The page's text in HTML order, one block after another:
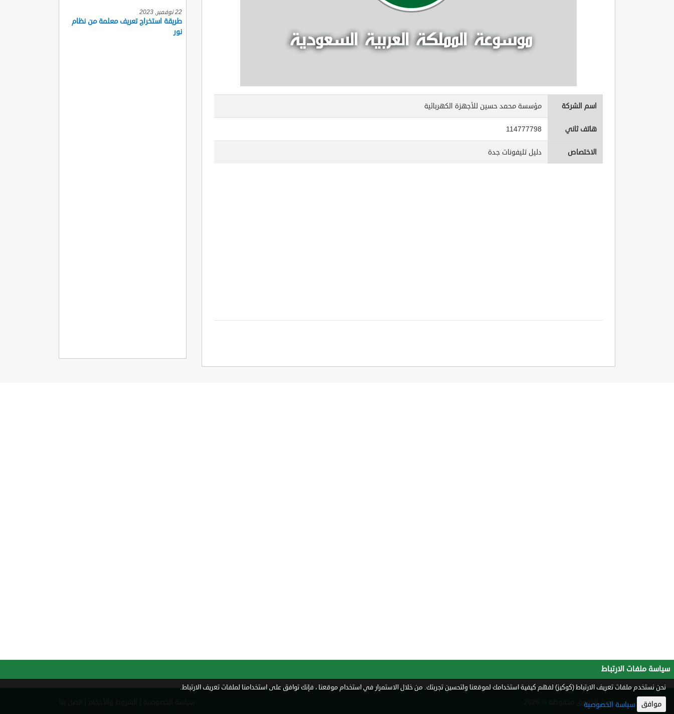
اسم الشركة مؤسسة محمد حسين للأجهزة الكهربائية
هاتف ثاني 114777798
الاختصاص دليل تليفونات جدة
22 نوفمبر, 2023
طريقة استخراج تعريف معلمة من نظام
نور
جميع الحقوق محفوظة © 2026
سياسة ملفات الارتباط
نحن نستخدم ملفات تعريف الارتباط (كوكيز) لفهم كيفية استخدامك لموقعنا ولتحسين تجربتك. من خلال الاستمرار في استخدام موقعنا ، فإنك توافق على استخدامنا لملفات تعريف الارتباط.
موافق سياسة الخصوصية